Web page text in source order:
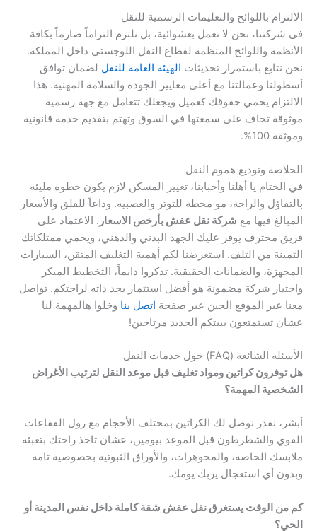
الالتزام باللوائح والتعليمات الرسمية للنقل
في شركتنا، نحن لا نعمل بعشوائية، بل نلتزم التزاماً صارماً بكافة
الأنظمة واللوائح المنظمة لقطاع النقل اللوجستي داخل المملكة.
نحن نتابع باستمرار تحديثات الهيئة العامة للنقل لضمان توافق
أسطولنا وعمالتنا مع أعلى معايير الجودة والسلامة المهنية. هذا
الالتزام يحمي حقوقك كعميل ويجعلك تتعامل مع جهة رسمية
موثوقة تخاف على سمعتها في السوق وتهتم بتقديم خدمة قانونية
وموثقة 100%.
الخلاصة وتوديع هموم النقل
في الختام يا أهلنا وأحبابنا، تغيير المسكن لازم يكون خطوة مليئة
بالتفاؤل والراحة، مو محطة للتوتر والعصبية. وداعاً للقلق والأسعار
المبالغ فيها مع شركة نقل عفش بأرخص الاسعار . الاعتماد على
فريق محترف يوفر عليك الجهد البدني والذهني، ويحمي ممتلكاتك
الثمينة من التلف. استعرضنا لكم أهمية التغليف المتقن، السيارات
المجهزة، والضمانات الحقيقية. تذكروا دايماً، التخطيط المبكر
واختيار شركة مضمونة هو أفضل استثمار بحد ذاته لراحتكم. تواصل
معنا عبر الموقع الحين عبر صفحة اتصل بنا وخلوا هالمهمة لنا
عشان تستمتعون ببيتكم الجديد مرتاحين!
الأسئلة الشائعة (FAQ) حول خدمات النقل
هل توفرون كراتين ومواد تغليف قبل موعد النقل لترتيب الأغراض
الشخصية المهمة؟
أبشر، نقدر نوصل لك الكراتين بمختلف الأحجام مع رول الفقاعات
القوي والشطرطون قبل الموعد بيومين، عشان تاخذ راحتك بتعبئة
ملابسك الخاصة، والمجوهرات، والأوراق الثبوتية بخصوصية تامة
وبدون أي استعجال يربك يومك.
كم من الوقت يستغرق نقل عفش شقة كاملة داخل نفس المدينة أو
الحي؟